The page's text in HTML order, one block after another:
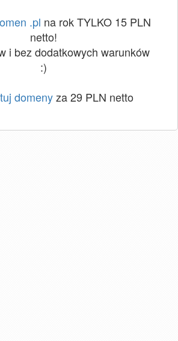
.pl na rok TYLKO 15 PLN
netto!
i bez dodatkowych warunków
:)
domenyza 29 PLN netto